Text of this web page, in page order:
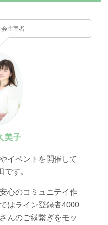
主宰者
美子
イベントを開催して
です。
心のコミュニテイ作
はライン登録者4000
んのご縁繋ぎをモッ